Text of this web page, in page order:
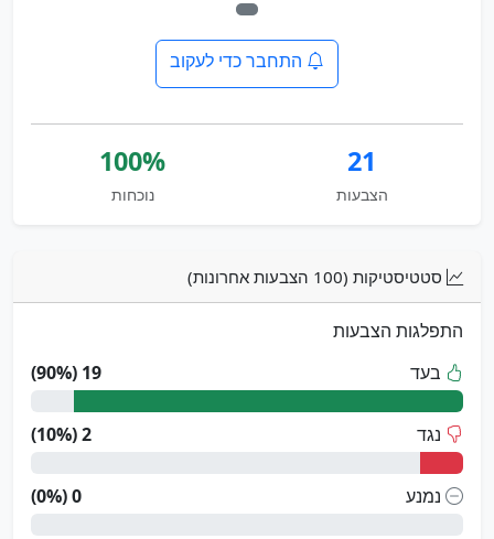
התחבר כדי לעקוב
21
הצבעות
100%
נוכחות
סטטיסטיקות (100 הצבעות אחרונות)
התפלגות הצבעות
בעד
19 (90%)
נגד 2 (10%)
נמנע 0 (0%)